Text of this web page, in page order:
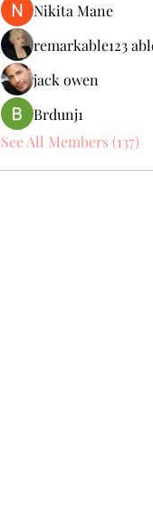
Nikita Mane
remarkable123
jack owen
Brdunj1
See All Members (137)